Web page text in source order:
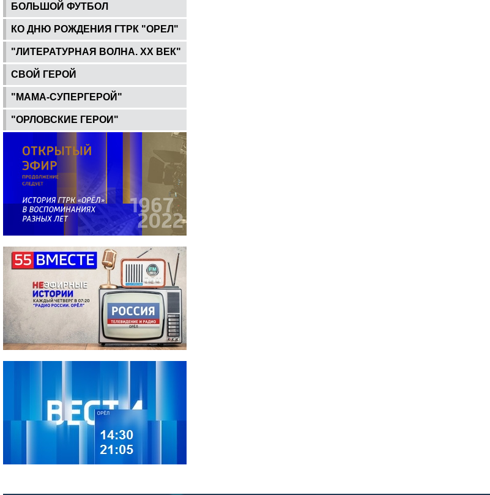
БОЛЬШОЙ ФУТБОЛ
КО ДНЮ РОЖДЕНИЯ ГТРК "ОРЕЛ"
"ЛИТЕРАТУРНАЯ ВОЛНА. ХХ ВЕК"
СВОЙ ГЕРОЙ
"МАМА-СУПЕРГЕРОЙ"
"ОРЛОВСКИЕ ГЕРОИ"